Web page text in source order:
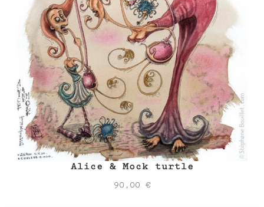
Alice & Mock turtle
90,00 €